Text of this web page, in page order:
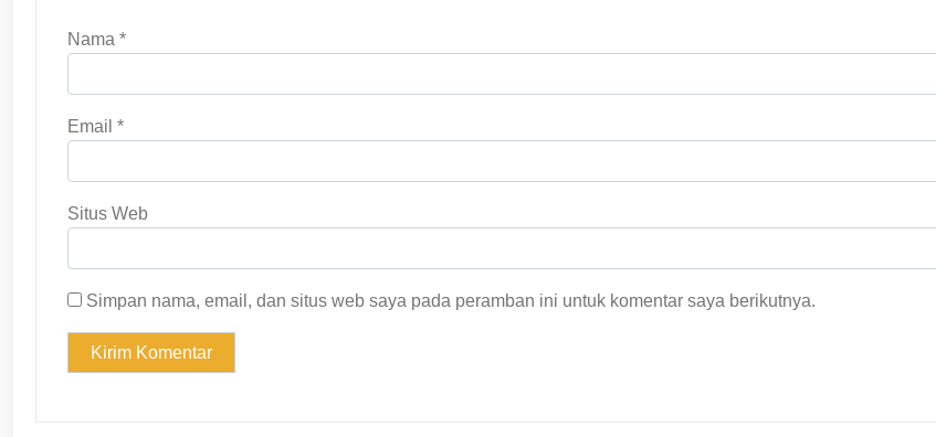
Nama *
Email *
Situs Web
Simpan nama, email, dan situs web saya pada peramban ini untuk komentar saya berikutnya.